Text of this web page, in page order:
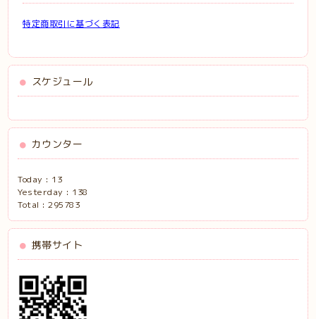
特定商取引に基づく表記
スケジュール
カウンター
Today : 13
Yesterday : 138
Total :295783
携帯サイト